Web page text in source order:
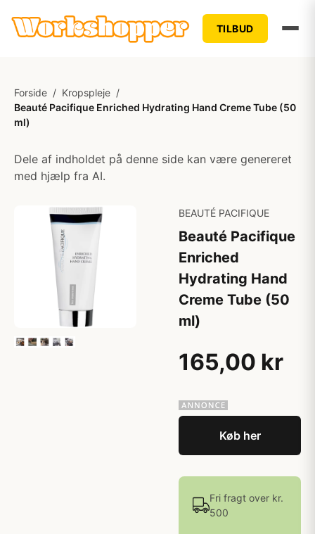
TILBUD
Forside / Kropspleje /
Beauté Pacifique Enriched Hydrating Hand Creme Tube (50
ml)
Dele af indholdet på denne side kan være genereret
med hjælp fra AI.
BEAUTÉ PACIFIQUE
Beauté Pacifique
Enriched
Hydrating Hand
Creme Tube (50
ml)
165,00 kr
Køb her
Fri fragt over kr.
500